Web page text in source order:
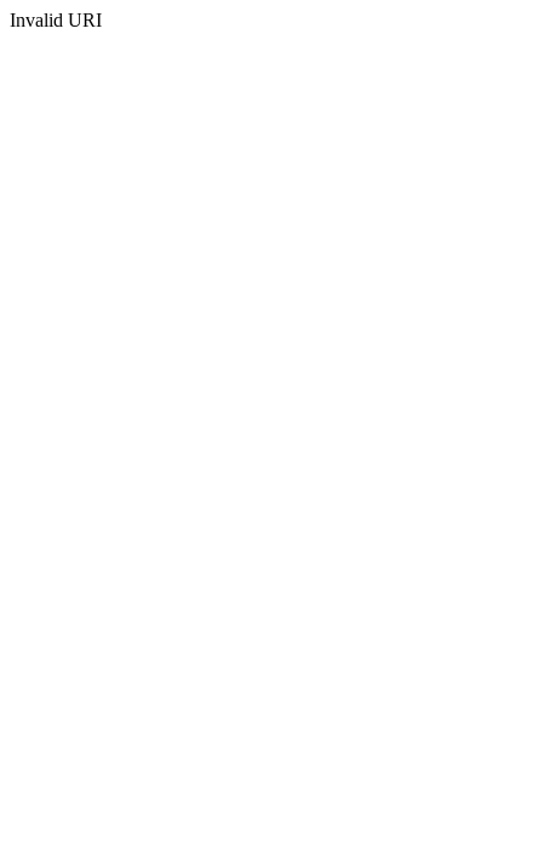
Invalid URI